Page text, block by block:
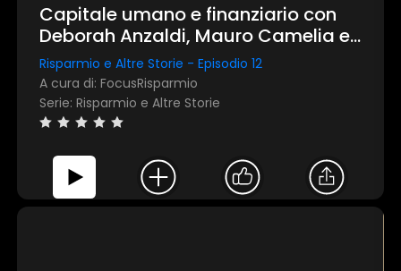
Capitale umano e finanziario con
Deborah Anzaldi, Mauro Camelia e
Fabrizio Crespi
Risparmio e Altre Storie - Episodio 12
A cura di: FocusRisparmio
Serie: Risparmio e Altre Storie